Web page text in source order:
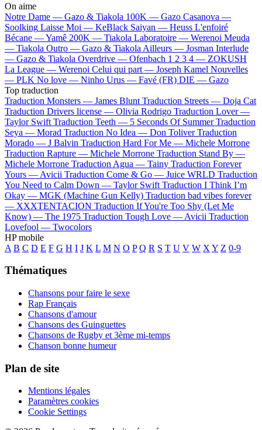
On aime
Notre Dame — Gazo & Tiakola 100K — Gazo Casanova —
Soolking Laisse Moi — KeBlack Saiyan — Heuss L'enfoiré
Bécane —Yamê 200K — Tiakola Laboratoire — Werenoi Meuda
— Tiakola Outro — Gazo & Tiakola Ailleurs — Josman Interlude
— Gazo & Tiakola Overdrive — Ofenbach 1 2 3 4 — ZOKUSH
La League — Werenoi Celui qui part — Joseph Kamel Nouvelles
— PLK No love — Ninho Urus — Favé (FR) DIE — Gazo
Top traduction
Traduction Monsters — James Blunt Traduction Streets — Doja Cat
Traduction Drivers license — Olivia Rodrigo Traduction Lover —
Taylor Swift Traduction Teeth — 5 Seconds Of Summer Traduction
Seya — Morad Traduction No Idea — Don Toliver Traduction
Morado — J Balvin Traduction Hard For Me — Michele Morrone
Traduction Rapture — Michele Morrone Traduction Stand By —
Michele Morrone Traduction Agua — Tainy Traduction Forever
Yours — Avicii Traduction Come & Go — Juice WRLD Traduction
You Need to Calm Down — Taylor Swift Traduction I Think I’m
Okay — MGK (Machine Gun Kelly) Traduction bad vibes forever
— XXXTENTACION Traduction If You're Too Shy (Let Me
Know) — The 1975 Traduction Tough Love — Avicii Traduction
Lovefool — Twocolors
HP mobile
A B C D E F G H I J K L M N O P Q R S T U V W X Y Z 0-9
Thématiques
Chansons pour faire le sexe
Rap Français
Chansons d'amour
Chansons des Guinguettes
Chansons de Rugby et 3ème mi-temps
Chanson bonne humeur
Plan de site
Mentions légales
Paramètres cookies
Cookie Settings